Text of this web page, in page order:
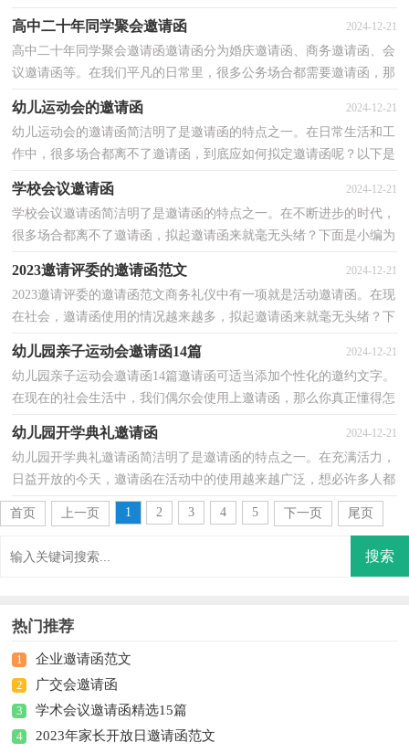
高中二十年同学聚会邀请函 2024-12-21
高中二十年同学聚会邀请函邀请函分为婚庆邀请函、商务邀请函、会
议邀请函等。在我们平凡的日常里，很多公务场合都需要邀请函，那
幼儿运动会的邀请函 2024-12-21
幼儿运动会的邀请函简洁明了是邀请函的特点之一。在日常生活和工
作中，很多场合都离不了邀请函，到底应如何拟定邀请函呢？以下是
学校会议邀请函 2024-12-21
学校会议邀请函简洁明了是邀请函的特点之一。在不断进步的时代，
很多场合都离不了邀请函，拟起邀请函来就毫无头绪？下面是小编为
2023邀请评委的邀请函范文 2024-12-21
2023邀请评委的邀请函范文商务礼仪中有一项就是活动邀请函。在现
在社会，邀请函使用的情况越来越多，拟起邀请函来就毫无头绪？下
幼儿园亲子运动会邀请函14篇 2024-12-21
幼儿园亲子运动会邀请函14篇邀请函可适当添加个性化的邀约文字。
在现在的社会生活中，我们偶尔会使用上邀请函，那么你真正懂得怎
幼儿园开学典礼邀请函 2024-12-21
幼儿园开学典礼邀请函简洁明了是邀请函的特点之一。在充满活力，
日益开放的今天，邀请函在活动中的使用越来越广泛，想必许多人都
在为如何写好邀请函而烦恼吧，以下是小编收集整理的...
首页
上一页 1 2 3 4 5 下一页 尾页
热门推荐
1 企业邀请函范文
2 广交会邀请函
3 学术会议邀请函精选15篇
4 2023年家长开放日邀请函范文